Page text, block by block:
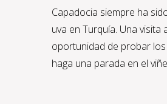
Capadocia siempre ha
uva en Turquía. Una
oportunidad de probar
haga una parada en el